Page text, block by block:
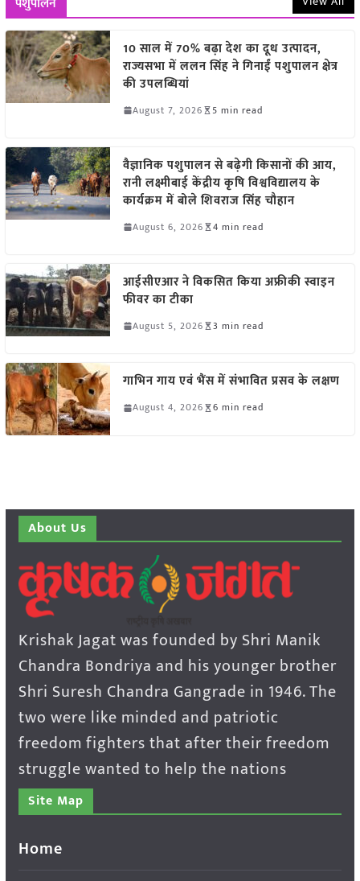
10 साल में 70% बढ़ा देश का दूध उत्पादन,
राज्यसभा में ललन सिंह ने गिनाईं पशुपालन क्षेत्र
की उपलब्धियां
August 7, 2026 5 min read
वैज्ञानिक पशुपालन से बढ़ेगी किसानों की आय,
रानी लक्ष्मीबाई केंद्रीय कृषि विश्वविद्यालय के
कार्यक्रम में बोले शिवराज सिंह चौहान
August 6, 2026 4 min read
आईसीएआर ने विकसित किया अफ्रीकी स्वाइन
फीवर का टीका
August 5, 2026 3 min read
गाभिन गाय एवं भैंस में संभावित प्रसव के लक्षण
August 4, 2026 6 min read
About Us
Krishak Jagat was founded by Shri Manik
Chandra Bondriya and his younger brother
Shri Suresh Chandra Gangrade in 1946. The
two were like minded and patriotic
freedom fighters that after their freedom
struggle wanted to help the nations
Site Map
Home